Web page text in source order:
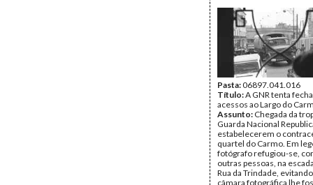
Pasta:06897.041.016
Título:A GNR tenta
acessos ao Largo do
Assunto: Chegada da
Guarda Nacional
estabelecerem o
quartel do Carmo. Em
fotógrafo refugiou-se,
outras pessoas, na
Rua da Trindade,
câmara fotográfica lhe